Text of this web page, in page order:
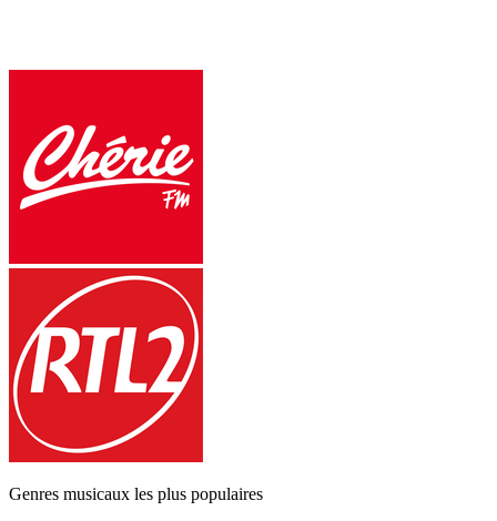
Genres musicaux les plus populaires